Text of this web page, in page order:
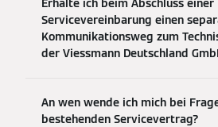
Erhalte ich beim Abschluss einer
Servicevereinbarung einen
Kommunikationsweg zum
der Viessmann Deutschland
An wen wende ich mich bei
bestehenden Servicevertrag?